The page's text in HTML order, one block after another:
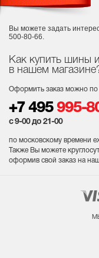
Как купить шины
в нашем
Оформить заказ можно по
+7 495 995-
с 9-00 до 21-00
по московскому времени
Также Вы можете
оформив свой заказ на
Вы можете задать
500-80-66.